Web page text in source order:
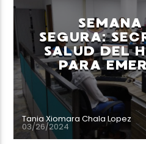
Neiva Estereo
SEMANA
SEGURA:
SALUD DEL
PARA
Tania Xiomara Chala Lopez
03/26/2024